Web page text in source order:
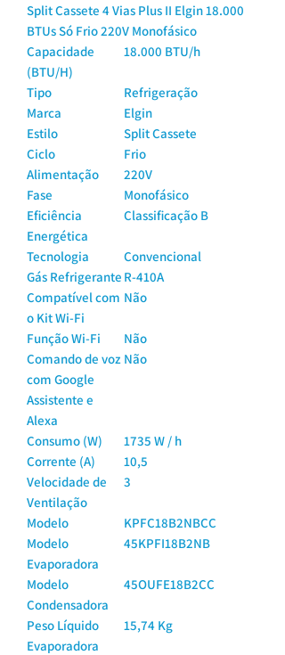
Split Cassete 4 Vias Plus II Elgin 18.000
BTUs Só Frio 220V Monofásico
Capacidade
(BTU/H)
18.000 BTU/h
Tipo
Refrigeração
Marca
Elgin
Estilo
Split Cassete
Ciclo
Frio
Alimentação
220V
Fase
Monofásico
Eficiência
Energética
Classificação B
Tecnologia
Convencional
Gás Refrigerante R-410A
Compatível com
o Kit Wi-Fi
Não
Função Wi-Fi
Não
Comando de voz
com Google
Assistente e
Alexa
Não
Consumo (W)
1735 W / h
Corrente (A)
10,5
Velocidade de
Ventilação
3
Modelo
KPFC18B2NBCC
Modelo
Evaporadora
45KPFI18B2NB
Modelo
Condensadora
45OUFE18B2CC
Peso Líquido
Evaporadora
15,74 Kg